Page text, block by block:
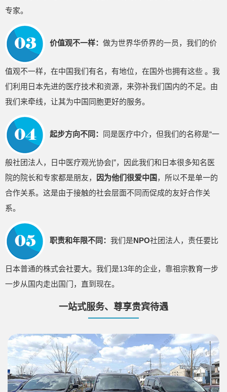
专家。
价值观不一样： 做为世界华侨界的一员，我们的价
值观不一样，在中国我们有名，有地位，在国外也拥有这些 。我
们利用日本先进的医疗技术和资源，来弥补我们国内的不足。由
我们来牵线，让其为中国同胞更好的服务。
起步方向不同： 同是医疗中介，但我们的名称是“一
般社团法人，日中医疗观光协会|”，因此我们和日本很多知名医
院的院长和专家都是朋友，
因为他们很爱中国 ，所以不是单一的
合作关系。这是由于接触的社会层面不同而促成的友好合作关
系。
职责和年限不同： 我们是NPO社团法人，责任要比
日本普通的株式会社要大。我们是13年的企业，靠祖宗教育一步
一步从国内走出国门，直到现在。
一站式服务、尊享贵宾待遇